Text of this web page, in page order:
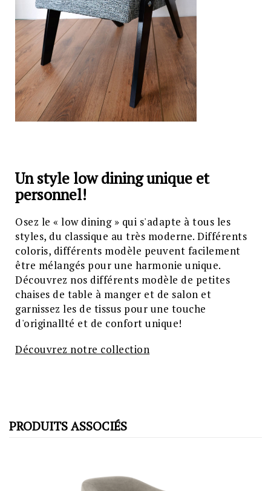
Un style low dining unique et
personnel!
Osez le « low dining » qui s'adapte à tous les
styles, du classique au très moderne. Différents
coloris, différents modèle peuvent facilement
être mélangés pour une harmonie unique.
Découvrez nos différents modèle de petites
chaises de table à manger et de salon et
garnissez les de tissus pour une touche
d'originallté et de confort unique!
Découvrez notre collection
PRODUITS ASSOCIÉS